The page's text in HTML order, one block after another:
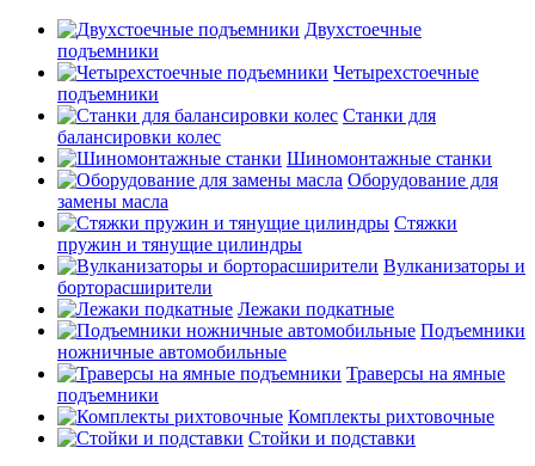
Двухстоечные
подъемники
Четырехстоечные
подъемники
Станки для
балансировки колес
Шиномонтажные станки
Оборудование для
замены масла
Стяжки
пружин и тянущие цилиндры
Вулканизаторы и
борторасширители
Лежаки подкатные
Подъемники
ножничные автомобильные
Траверсы на ямные
подъемники
Комплекты рихтовочные
Стойки и подставки